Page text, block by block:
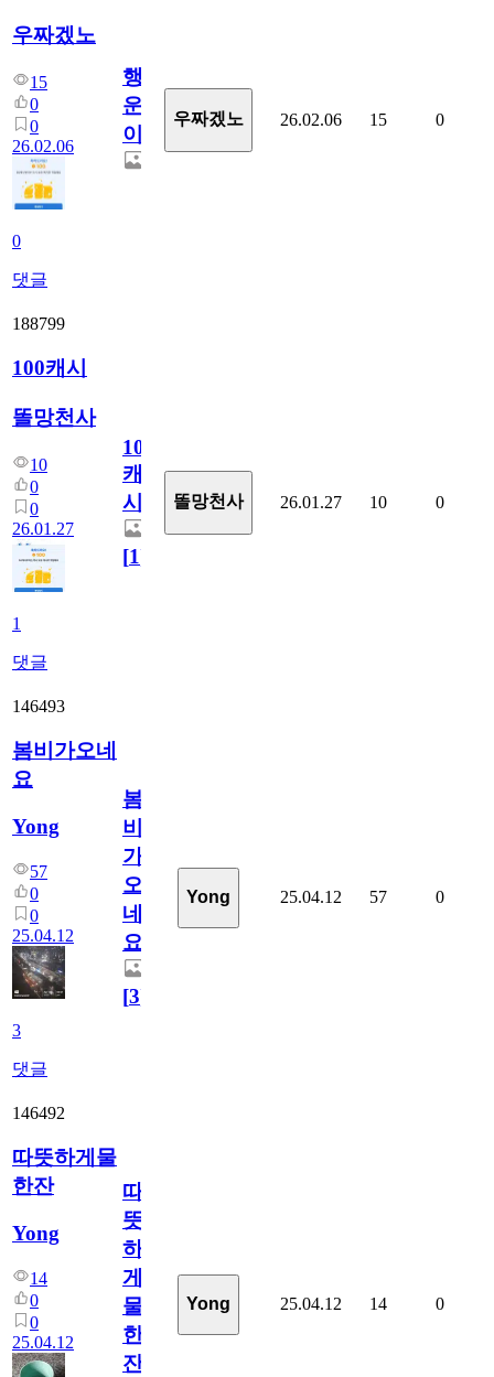
우짜겠노
15
0
0
26.02.06
0
댓글
행
운
이
우짜겠노 26.02.06 15 0
188799
100캐시
똘망천사
10
0
0
26.01.27
1
댓글
100
캐
시
[1]
똘망천사 26.01.27 10 0
146493
봄비가오네
요
Yong
57
0
0
25.04.12
3
댓글
봄
비
가
오
네
요
[3]
Yong 25.04.12 57 0
146492
따뜻하게물
한잔
Yong
14
0
0
25.04.12
따
뜻
하
게
물
한
잔
Yong 25.04.12 14 0